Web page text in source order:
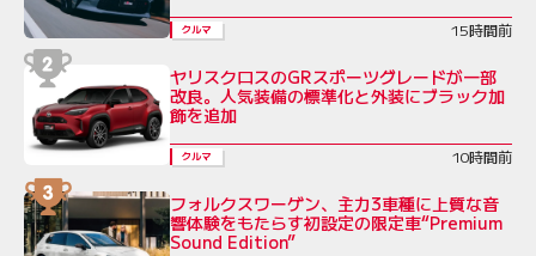
クルマ 15時間前
ヤリスクロスのGRスポーツグレードが一部
改良。人気装備の標準化と外装にブラック加
飾を追加
クルマ 10時間前
フォルクスワーゲン、主力3車種に上質な音
響体験をもたらす初設定の限定車“Premium
Sound Edition”